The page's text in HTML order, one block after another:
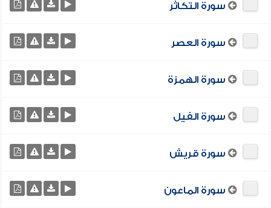
سورة التكاثر
سورة العصر
سورة الهمزة
سورة الفيل
سورة قريش
سورة الماعون